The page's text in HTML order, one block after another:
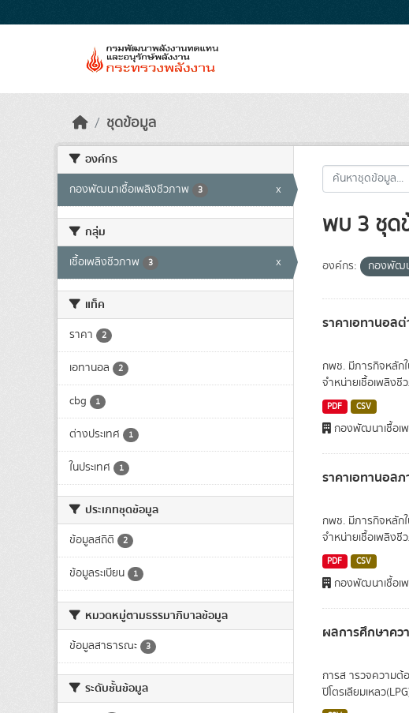
ชุดข้อมูล
องค์กร
กองพัฒนาเชื้อเพลิงชีวภาพ 3 x
กลุ่ม
เชื้อเพลิงชีวภาพ 3 x
แท็ค
ราคา 2
เอทานอล 2
cbg 1
ต่างประเทศ 1
ในประเทศ 1
ประเภทชุดข้อมูล
ข้อมูลสถิติ 2
ข้อมูลระเบียน 1
หมวดหมู่ตามธรรมาภิบาลข้อมูล
ข้อมูลสาธารณะ 3
ระดับชั้นข้อมูล
พบ 3 ชุด
องค์กร: กองพัฒ
ราคาเอทานอลต่
กพช. มีภารกิจหลักใ
จำหน่ายเชื้อเพลิงชี
PDF CSV
กองพัฒนาเชื้อเ
ราคาเอทานอลภ
กพช. มีภารกิจหลักใ
จำหน่ายเชื้อเพลิงชี
PDF CSV
กองพัฒนาเชื้อเ
ผลการศึกษาคว
การส ารวจความต้
ปิโตรเลียมเหลว